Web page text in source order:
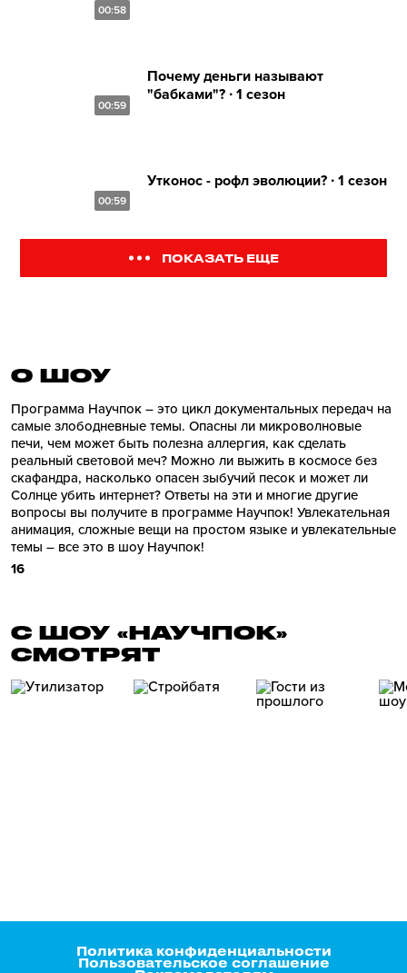
00:58
00:59
Почему деньги называют
"бабками"? ∙ 1 сезон
00:59
Утконос - рофл эволюции? ∙ 1 сезон
ПОКАЗАТЬ ЕЩЕ
О ШОУ
Программа Научпок – это цикл документальных передач на
самые злободневные темы. Опасны ли микроволновые
печи, чем может быть полезна аллергия, как сделать
реальный световой меч? Можно ли выжить в космосе без
скафандра, насколько опасен зыбучий песок и может ли
Солнце убить интернет? Ответы на эти и многие другие
вопросы вы получите в программе Научпок! Увлекательная
анимация, сложные вещи на простом языке и увлекательные
темы – все это в шоу Научпок!
16
С ШОУ «НАУЧПОК»
СМОТРЯТ
Политика конфиденциальности
Пользовательское соглашение